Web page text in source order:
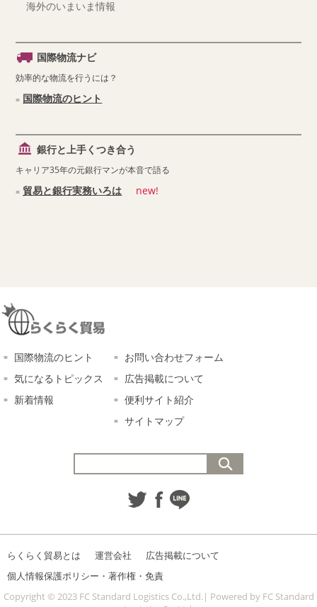
海外のいまいま情報
国際物流ナビ
効率的な物流を行うには？
国際物流のヒント
銀行と上手くつき合う
キャリア35年の元銀行マンが本音で語る
貿易と銀行実務いろは new!
国際物流のヒント
気になるトピックス
新着情報
お問い合わせフォーム
広告掲載について
便利サイト紹介
サイトマップ
らくらく貿易とは 運営会社
広告掲載について
個人情報保護ポリシー・著作権・免責
Copyright © 2023 FC Standard Logistics Co.,Ltd.| Powered by FC Standard